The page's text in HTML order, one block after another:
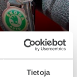
Tietoja